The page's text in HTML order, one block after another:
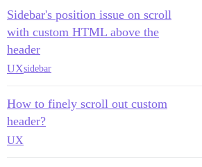
Sidebar's position issue on scroll
with custom HTML above the
header
UXsidebar
How to finely scroll out custom
header?
UX